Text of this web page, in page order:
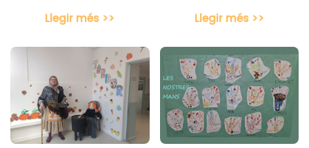
Llegir més >>
Llegir més >>